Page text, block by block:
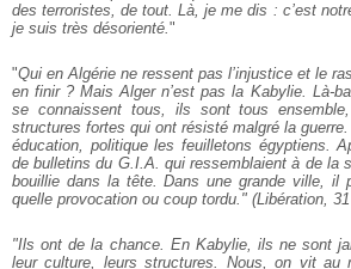
des terroristes, de tout. Là, je me dis : c’est
je suis très désorienté."
"Qui en Algérie ne ressent pas l’injustice et le
en finir ? Mais Alger n’est pas la Kabylie. Là-
se connaissent tous, ils sont tous
structures fortes qui ont résisté malgré la
éducation, politique les feuilletons égyptiens.
de bulletins du G.I.A. qui ressemblaient à de la
bouillie dans la tête. Dans une grande ville, il
quelle provocation ou coup tordu." (Libération,
"Ils ont de la chance. En Kabylie, ils ne sont
leur culture, leurs structures. Nous, on vit au